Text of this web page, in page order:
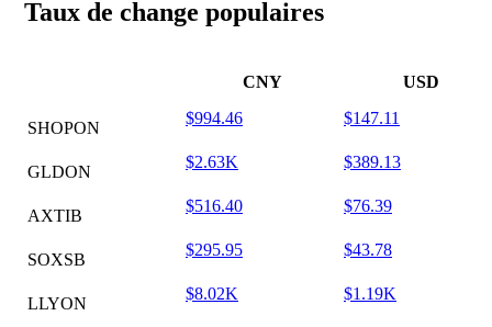
Taux de change populaires
CNY USD
SHOPON
$994.46 $147.11
GLDON
$2.63K $389.13
AXTIB
$516.40 $76.39
SOXSB
$295.95 $43.78
LLYON
$8.02K $1.19K